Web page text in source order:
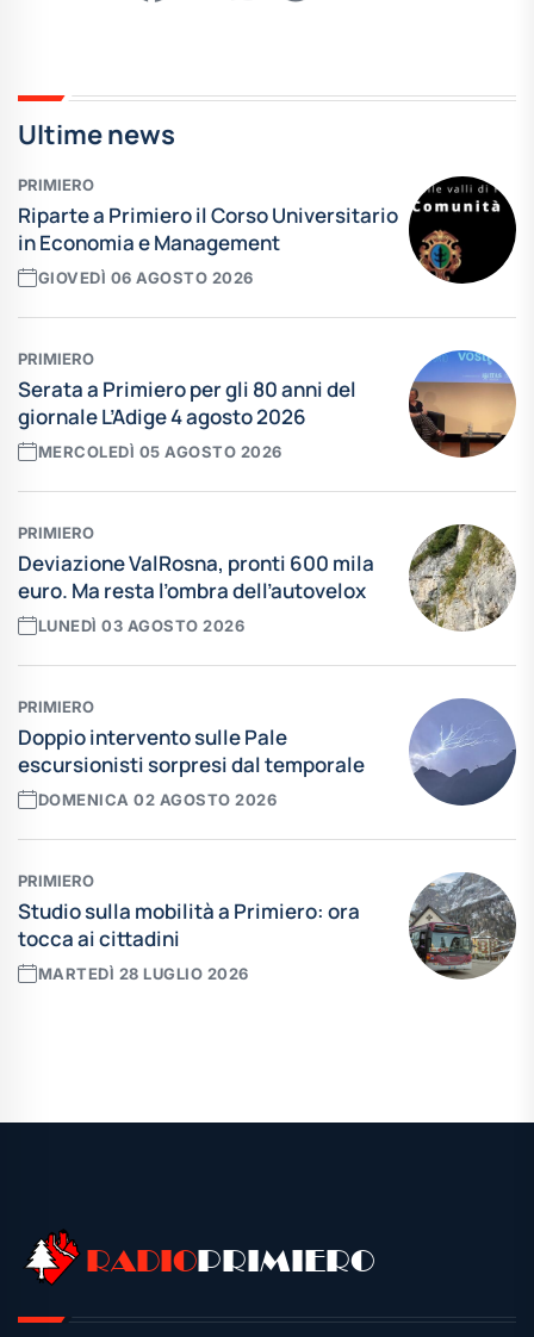
Ultime news
PRIMIERO
Riparte a Primiero il Corso Universitario
in Economia e Management
GIOVEDÌ 06 AGOSTO 2026
PRIMIERO
Serata a Primiero per gli 80 anni del
giornale L’Adige 4 agosto 2026
MERCOLEDÌ 05 AGOSTO 2026
PRIMIERO
Deviazione ValRosna, pronti 600 mila
euro. Ma resta l’ombra dell’autovelox
LUNEDÌ 03 AGOSTO 2026
PRIMIERO
Doppio intervento sulle Pale
escursionisti sorpresi dal temporale
DOMENICA 02 AGOSTO 2026
PRIMIERO
Studio sulla mobilità a Primiero: ora
tocca ai cittadini
MARTEDÌ 28 LUGLIO 2026
RADIOPRIMIERO